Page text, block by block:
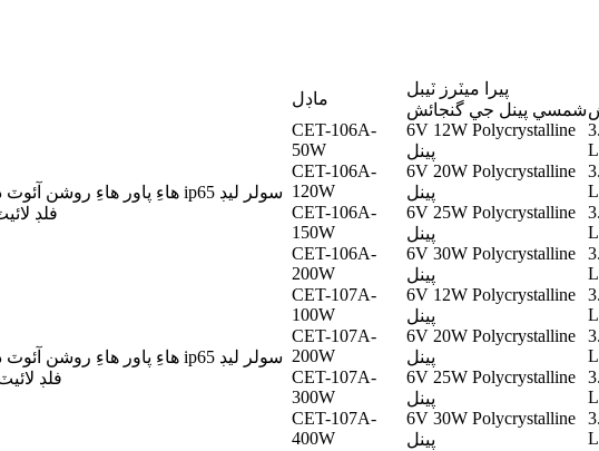
ماڊل
پيرا ميٽرز ٽيبل
شمسي پينل جي گنجائش
CET-106A-
50W
6V 12W Polycrystalline
پينل
CET-106A-
120W
6V 20W Polycrystalline
پينل
CET-106A-
150W
6V 25W Polycrystalline
پينل
CET-106A-
200W
6V 30W Polycrystalline
پينل
CET-107A-
100W
6V 12W Polycrystalline
پينل
CET-107A-
200W
6V 20W Polycrystalline
پينل
CET-107A-
300W
6V 25W Polycrystalline
پينل
CET-107A-
400W
6V 30W Polycrystalline
پينل